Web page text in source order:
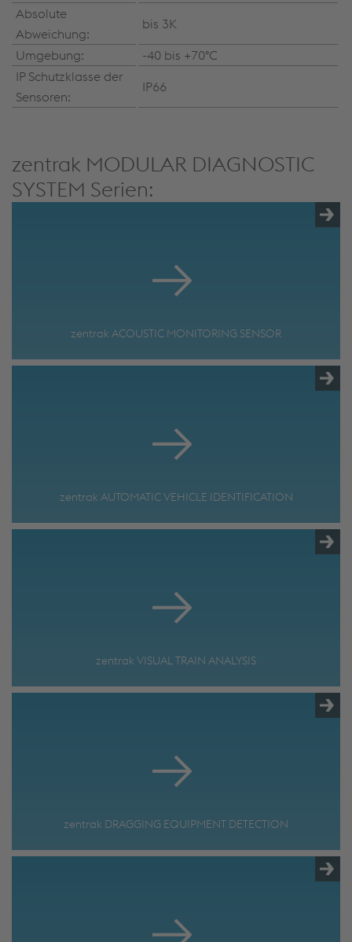
Absolute
Abweichung:
bis 3K
Umgebung:
-40 bis +70°C
IP Schutzklasse der
Sensoren:
IP66
zentrak MODULAR DIAGNOSTIC
SYSTEM Serien:
zentrak ACOUSTIC MONITORING SENSOR
zentrak AUTOMATIC VEHICLE IDENTIFICATION
zentrak VISUAL TRAIN ANALYSIS
zentrak DRAGGING EQUIPMENT DETECTION